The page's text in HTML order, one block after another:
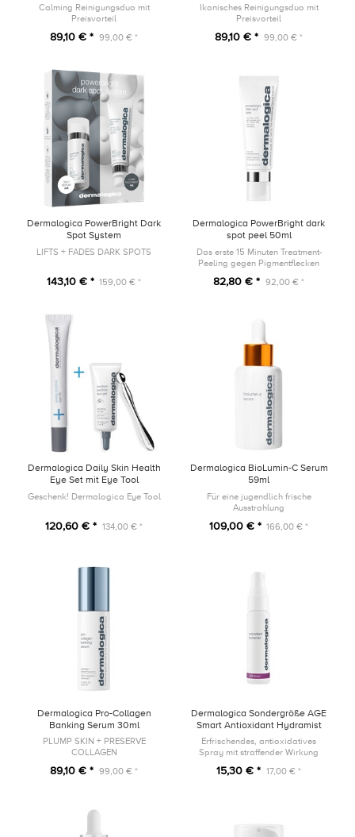
UltraCalming Cleanser
Calming Reinigungsduo mit
Preisvorteil
89,10 € * 99,00 € *
Gel
Ikonisches Reinigungsduo mit
Preisvorteil
89,10 € * 99,00 € *
Dermalogica PowerBright Dark
Spot System
LIFTS + FADES DARK SPOTS
143,10 € * 159,00 € *
Dermalogica PowerBright dark
spot peel 50ml
Das erste 15 Minuten Treatment-
Peeling gegen Pigmentflecken
82,80 € * 92,00 € *
Dermalogica Daily Skin Health
Eye Set mit Eye Tool
Geschenk! Dermalogica Eye Tool
120,60 € * 134,00 € *
Dermalogica BioLumin-C Serum
59ml
Für eine jugendlich frische
Ausstrahlung
109,00 € * 166,00 € *
Dermalogica Pro-Collagen
Banking Serum 30ml
PLUMP SKIN + PRESERVE
COLLAGEN
89,10 € * 99,00 € *
Dermalogica Sondergröße AGE
Smart Antioxidant Hydramist
Erfrischendes, antioxidatives
Spray mit straffender Wirkung
15,30 € * 17,00 € *